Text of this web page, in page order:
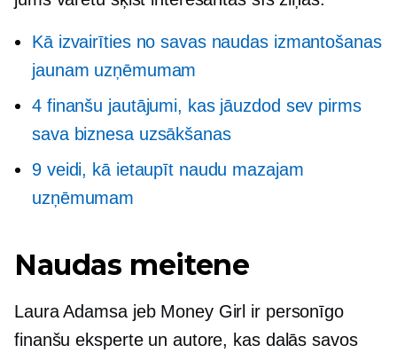
Kā izvairīties no savas naudas izmantošanas
jaunam uzņēmumam
4 finanšu jautājumi, kas jāuzdod sev pirms
sava biznesa uzsākšanas
9 veidi, kā ietaupīt naudu mazajam
uzņēmumam
Naudas meitene
Laura Adamsa jeb Money Girl ir personīgo
finanšu eksperte un autore, kas dalās savos